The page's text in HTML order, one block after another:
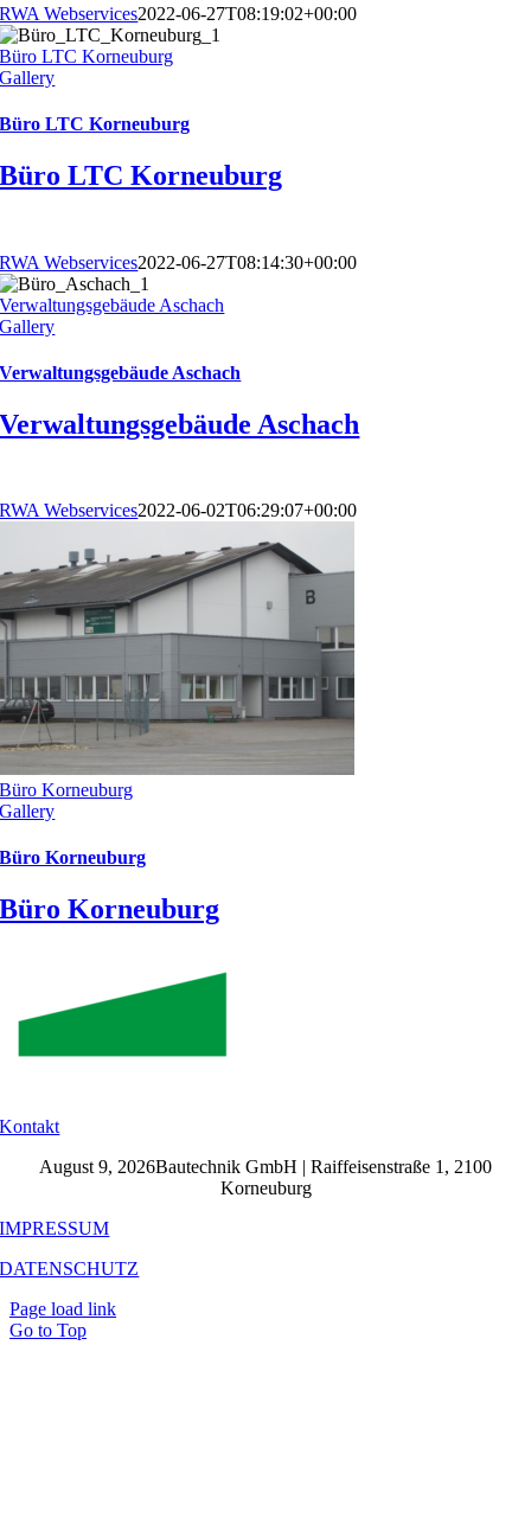
RWA Webservices2022-06-27T08:19:02+00:00
Büro LTC Korneuburg
Gallery
Büro LTC Korneuburg
Büro LTC Korneuburg
RWA Webservices2022-06-27T08:14:30+00:00
Verwaltungsgebäude Aschach
Gallery
Verwaltungsgebäude Aschach
Verwaltungsgebäude Aschach
RWA Webservices2022-06-02T06:29:07+00:00
Büro Korneuburg
Gallery
Büro Korneuburg
Büro Korneuburg
Kontakt
August 9, 2026Bautechnik GmbH | Raiffeisenstraße 1, 2100
Korneuburg
IMPRESSUM
DATENSCHUTZ
Page load link
Go to Top